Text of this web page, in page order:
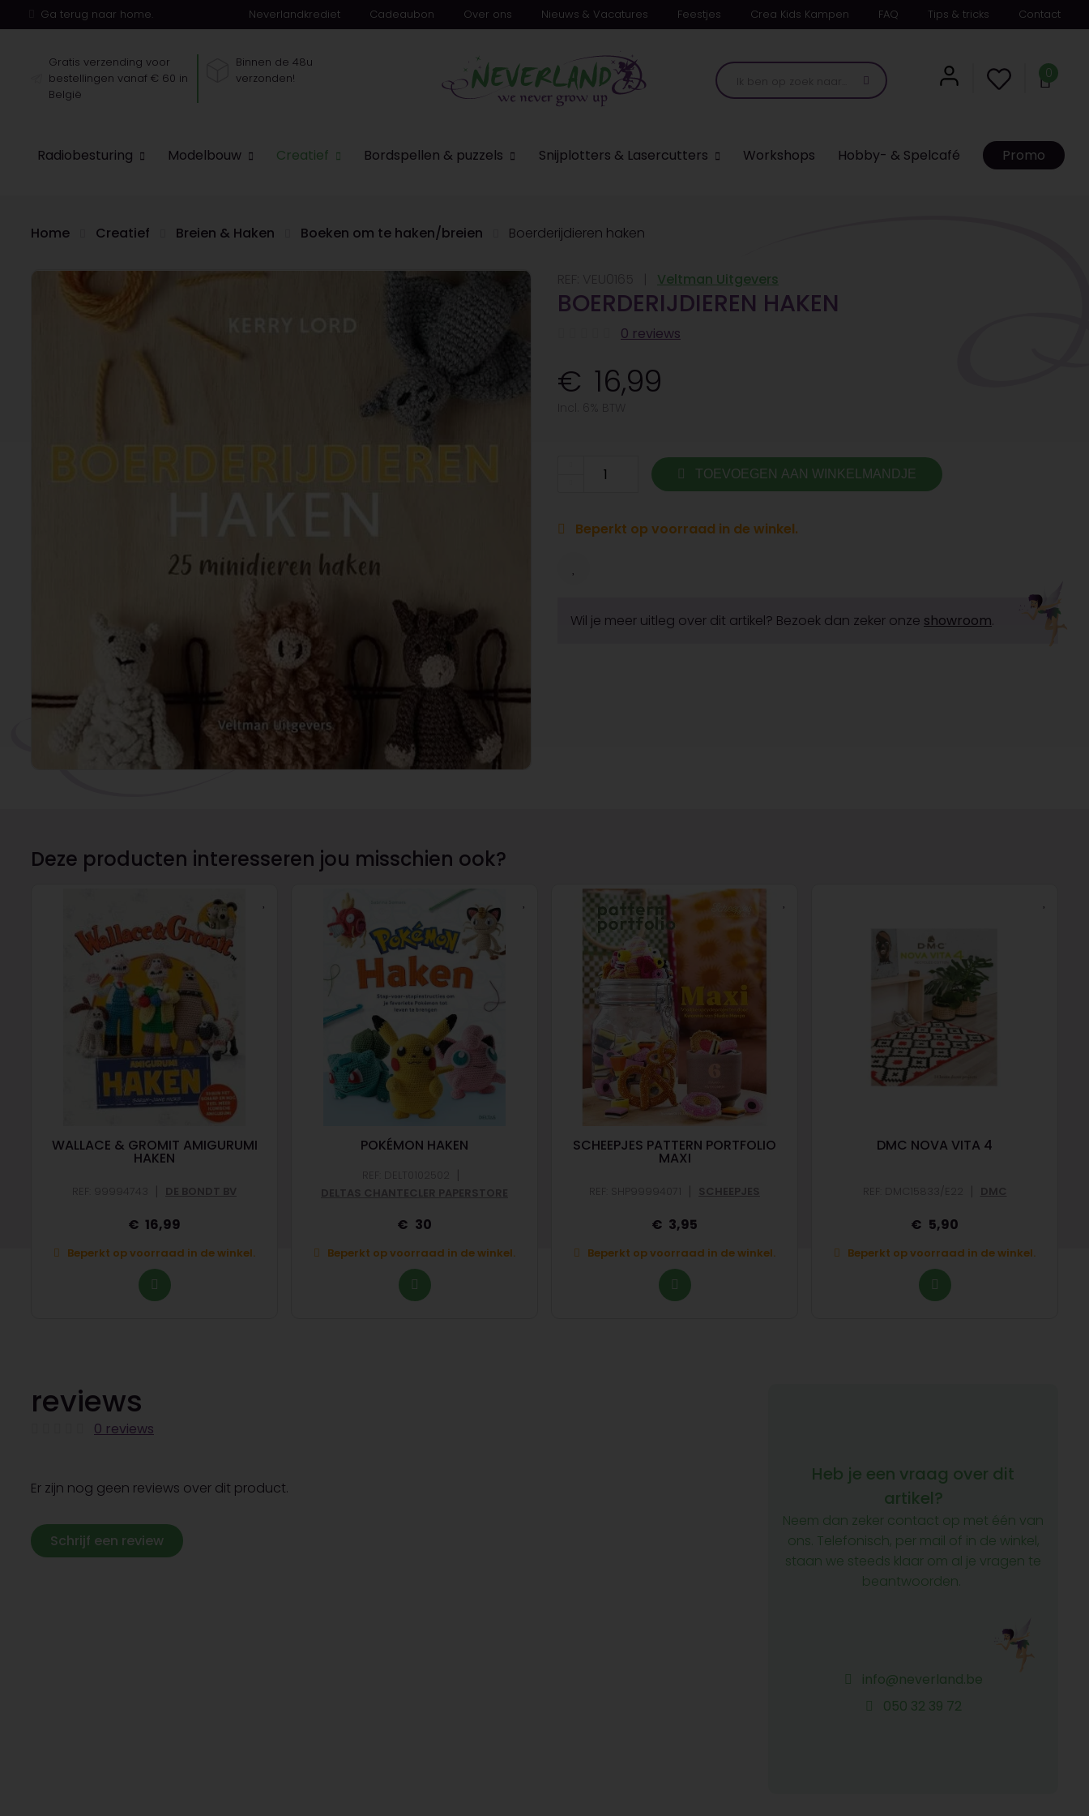
Ga terug naar home. Neverlandkrediet Cadeaubon Over ons Nieuws & Vacatures Feestjes Crea Kids Kampen FAQ Tips & tricks Contact
Gratis verzending voor
bestellingen vanaf € 60 in
België
Binnen de 48u
verzonden!
0
Radiobesturing Modelbouw Creatief Bordspellen & puzzels Snijplotters & Lasercutters Workshops Hobby- & Spelcafé Promo
Home Creatief Breien & Haken Boeken om te haken/breien Boerderijdieren haken
Veltman Uitgevers
BOERDERIJDIEREN HAKEN
0 reviews
16,99
TOEVOEGEN AAN WINKELMANDJE
Beperkt op voorraad in de winkel.
Wil je meer uitleg over dit artikel? Bezoek dan zeker onze showroom.
Deze producten interesseren jou misschien ook?
WALLACE & GROMIT AMIGURUMI
HAKEN
REF: 99994743 | DE BONDT BV
16,99
Beperkt op voorraad in de winkel.
POKÉMON HAKEN
REF: DELT0102502 |
DELTAS CHANTECLER PAPERSTORE
30
Beperkt op voorraad in de winkel.
SCHEEPJES PATTERN PORTFOLIO
MAXI
REF: SHP99994071 | SCHEEPJES
3,95
Beperkt op voorraad in de winkel.
DMC NOVA VITA 4
| DMC
5,90
Beperkt op voorraad in de winkel.
reviews
0 reviews
Er zijn nog geen reviews over dit product.
Schrijf een review
Heb je een vraag over dit
artikel?
Neem dan zeker contact op met één van
ons. Telefonisch, per mail of in de winkel,
staan we steeds klaar om al je vragen te
beantwoorden.
info@neverland.be
050 32 39 72